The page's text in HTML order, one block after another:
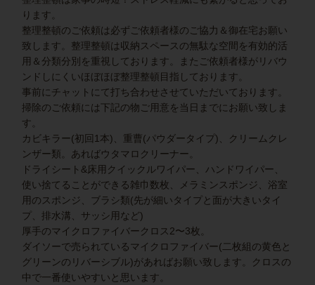
ります。
整理整頓のご依頼は必ずご依頼者様のご協力＆御在宅お願い
致します。整理整頓は収納スペースの無駄な空間を有効的活
用＆分類分別を重視しております。またご依頼者様がリバウ
ンドしにくいほぼほぼ整理整頓目指しております。
事前にチャットにて打ち合わせさせていただいております。
掃除のご依頼には下記の物ご用意を当日までにお願い致しま
す。
カビキラー(初回1本)、重曹(パウダータイプ)、クリームクレ
ンザー類。あればウタマロクリーナー。
ドライシート&床用クイックルワイパー、ハンドワイパー、
使い捨てることができる雑巾数枚、メラミンスポンジ、浴室
用のスポンジ、ブラシ類(先が細いタイプと面が大きいタイ
プ、排水溝、サッシ用など)
厚手のマイクロファイバークロス2〜3枚。
ダイソーで売られているマイクロファイバー(二枚組の黄色と
グリーンのリバーシブル)があればお願い致します。クロスの
中で一番使いやすいと思います。